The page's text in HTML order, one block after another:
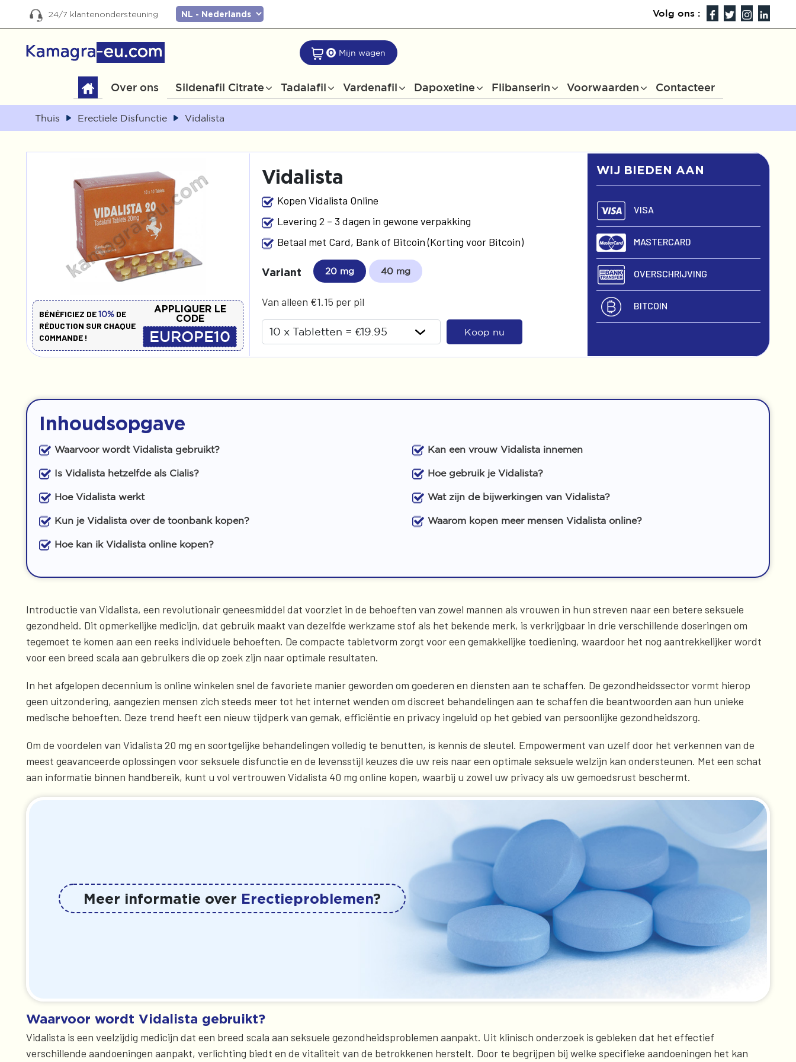
24/7 klantenondersteuning Volg ons :
0 Mijn wagen
Over ons Sildenafil Citrate Tadalafil Vardenafil Dapoxetine Flibanserin Voorwaarden Contacteer
Thuis Erectiele Disfunctie Vidalista
BÉNÉFICIEZ DE10% DE
RÉDUCTION SUR CHAQUE
COMMANDE !
APPLIQUER LE
CODE
EUROPE10
Vidalista
Kopen Vidalista Online
Levering 2 – 3 dagen in gewone verpakking
Betaal met Card, Bank of Bitcoin (Korting voor Bitcoin)
Variant 20 mg 40 mg
Van alleen €1.15 per pil
Koop nu
WIJ BIEDEN AAN
VISA
MASTERCARD
OVERSCHRIJVING
BITCOIN
Inhoudsopgave
Waarvoor wordt Vidalista gebruikt? Kan een vrouw Vidalista innemen
Is Vidalista hetzelfde als Cialis? Hoe gebruik je Vidalista?
Hoe Vidalista werkt Wat zijn de bijwerkingen van Vidalista?
Kun je Vidalista over de toonbank kopen? Waarom kopen meer mensen Vidalista online?
Hoe kan ik Vidalista online kopen?
Introductie van Vidalista, een revolutionair geneesmiddel dat voorziet in de behoeften van zowel mannen als vrouwen in hun streven naar een betere seksuele
gezondheid. Dit opmerkelijke medicijn, dat gebruik maakt van dezelfde werkzame stof als het bekende merk, is verkrijgbaar in drie verschillende doseringen om
tegemoet te komen aan een reeks individuele behoeften. De compacte tabletvorm zorgt voor een gemakkelijke toediening, waardoor het nog aantrekkelijker wordt
voor een breed scala aan gebruikers die op zoek zijn naar optimale resultaten.
In het afgelopen decennium is online winkelen snel de favoriete manier geworden om goederen en diensten aan te schaffen. De gezondheidssector vormt hierop
geen uitzondering, aangezien mensen zich steeds meer tot het internet wenden om discreet behandelingen aan te schaffen die beantwoorden aan hun unieke
medische behoeften. Deze trend heeft een nieuw tijdperk van gemak, efficiëntie en privacy ingeluid op het gebied van persoonlijke gezondheidszorg.
Om de voordelen van Vidalista 20 mg en soortgelijke behandelingen volledig te benutten, is kennis de sleutel. Empowerment van uzelf door het verkennen van de
meest geavanceerde oplossingen voor seksuele disfunctie en de levensstijl keuzes die uw reis naar een optimale seksuele welzijn kan ondersteunen. Met een schat
aan informatie binnen handbereik, kunt u vol vertrouwen Vidalista 40 mg online kopen, waarbij u zowel uw privacy als uw gemoedsrust beschermt.
Meer informatie over Erectieproblemen?
Waarvoor wordt Vidalista gebruikt?
Vidalista is een veelzijdig medicijn dat een breed scala aan seksuele gezondheidsproblemen aanpakt. Uit klinisch onderzoek is gebleken dat het effectief
verschillende aandoeningen aanpakt, verlichting biedt en de vitaliteit van de betrokkenen herstelt. Door te begrijpen bij welke specifieke aandoeningen het kan